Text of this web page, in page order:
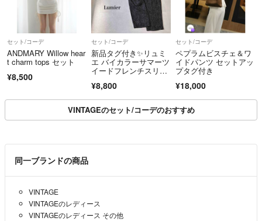
セット/コーデ
ANDMARY Willow hear
t charm tops セット
¥8,500
セット/コーデ
新品タグ付き✨リュミ
エ バイカラーサマーツ
イードフレンチスリー
ツ
¥8,800
セット/コーデ
ペプラムビスチェ＆ワ
イドパンツ セットアッ
プタグ付き
¥18,000
VINTAGEのセット/コーデのおすすめ
同一ブランドの商品
VINTAGE
VINTAGEのレディース
VINTAGEのレディース その他